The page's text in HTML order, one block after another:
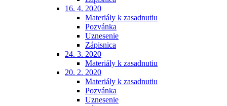
16. 4. 2020
Materiály k zasadnutiu
Pozvánka
Uznesenie
Zápisnica
24. 3. 2020
Materiály k zasadnutiu
20. 2. 2020
Materiály k zasadnutiu
Pozvánka
Uznesenie